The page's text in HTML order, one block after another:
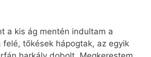
a kis ág mentén indultam a
felé, tőkések hápogtak, az egyik